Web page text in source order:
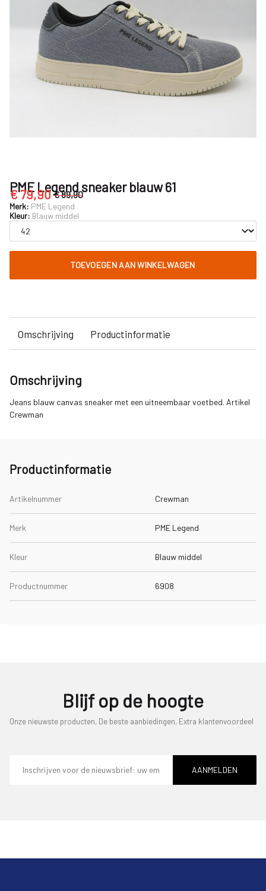
Nijhuisschoenen
PME Legend sneaker blauw 61
€ 79,90 € 89,90
Merk: PME Legend
Kleur: Blauw middel
TOEVOEGEN AAN WINKELWAGEN
Omschrijving Productinformatie
Omschrijving
Jeans blauw canvas sneaker met een uitneembaar voetbed. Artikel
Crewman
Productinformatie
Artikelnummer Crewman
Merk PME Legend
Kleur Blauw middel
Productnummer 6908
Blijf op de hoogte
Onze nieuwste producten, De beste aanbiedingen, Extra klantenvoordeel
mailadres
AANMELDEN